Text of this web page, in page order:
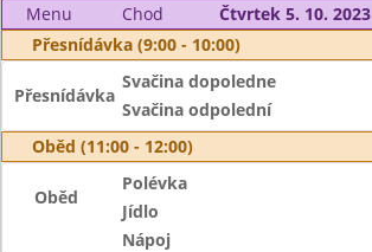
Menu
Chod
Čtvrtek 5. 10. 2023
Přesnídávka (9:00 - 10:00)
Přesnídávka
Svačina dopoledne
Svačina odpolední
Oběd (11:00 - 12:00)
Oběd
Polévka
Jídlo
Nápoj